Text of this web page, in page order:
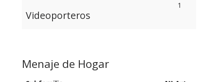
Videoporteros
1
Menaje de Hogar